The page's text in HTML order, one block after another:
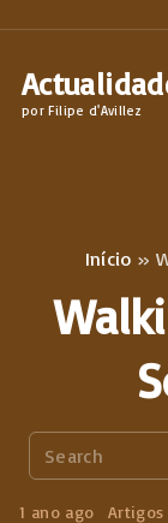
por Filipe d'Avillez
Início »
1 ano ago Artigos